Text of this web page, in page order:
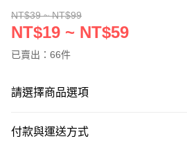
NT$39 ~ NT$99
NT$19 ~ NT$59
已賣出：66件
請選擇商品選項
付款與運送方式